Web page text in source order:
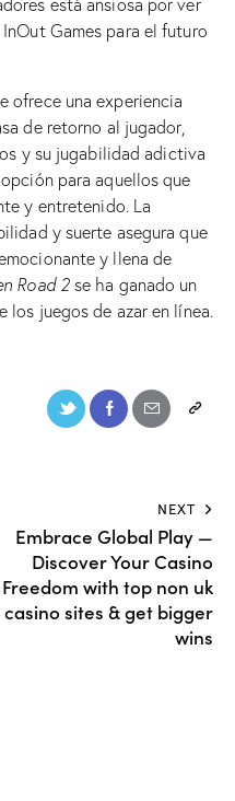
Games para el futuro
ofrece una experiencia
de retorno al jugador,
y su jugabilidad adictiva
para aquellos que
y entretenido. La
y suerte asegura que
y llena de
Road 2se ha ganado un
los juegos de azar en línea.
NEXT
Embrace Global Play —
Discover Your Casino
Freedom with top non uk
casino sites & get bigger
wins